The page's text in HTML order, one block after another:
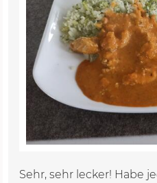
Sehr, sehr lecker! Habe